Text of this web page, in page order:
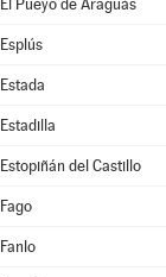
El Pueyo de Araguás
Esplús
Estada
Estadilla
Estopiñán del Castillo
Fago
Fanlo